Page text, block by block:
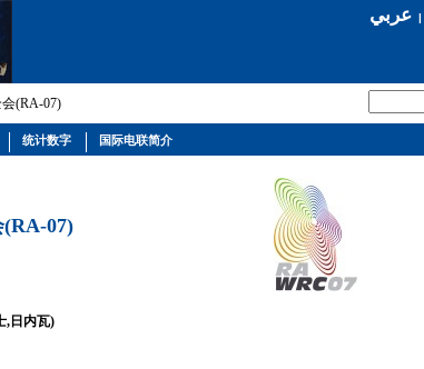
عربي|
(RA-07)
07)
,日内瓦)
统计数字 国际电联简介